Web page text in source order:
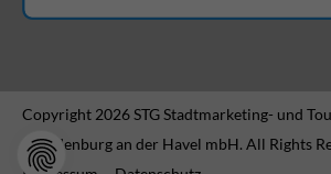
Copyright 2026 STG Stadtmarketing- und
Brandenburg an der Havel mbH. All Rights